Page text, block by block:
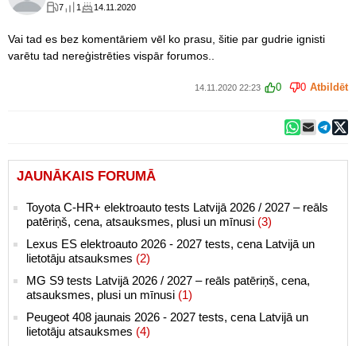
7 1 14.11.2020
Vai tad es bez komentāriem vēl ko prasu, šitie par gudrie ignisti
varētu tad nereģistrēties vispār forumos..
14.11.2020 22:23 0 0 Atbildēt
JAUNĀKAIS FORUMĀ
Toyota C-HR+ elektroauto tests Latvijā 2026 / 2027 – reāls
patēriņš, cena, atsauksmes, plusi un mīnusi (3)
Lexus ES elektroauto 2026 - 2027 tests, cena Latvijā un
lietotāju atsauksmes (2)
MG S9 tests Latvijā 2026 / 2027 – reāls patēriņš, cena,
atsauksmes, plusi un mīnusi (1)
Peugeot 408 jaunais 2026 - 2027 tests, cena Latvijā un
lietotāju atsauksmes (4)